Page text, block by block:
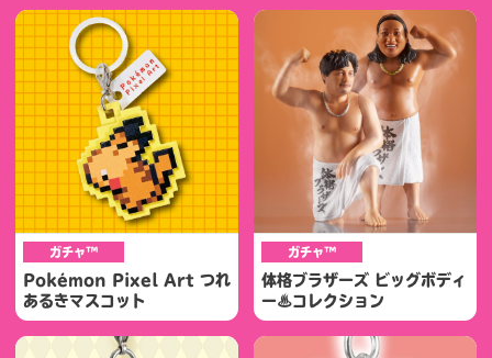
ガチャ™
Pokémon Pixel Art つれ
あるきマスコット
ガチャ™
体格ブラザーズ ビッグボディ
ー♨コレクション